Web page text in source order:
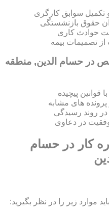
تکمیل سوابق کارگری
حقوق بازنشستگی
حوادث کاری
تصمیمات بیمه
در حسام الدین, منطقه
قوانین پیچیده
های مشابه
در روند رسیدگی
در دعاوی
کار در حسام
باید موارد زیر را در نظر بگیرید: